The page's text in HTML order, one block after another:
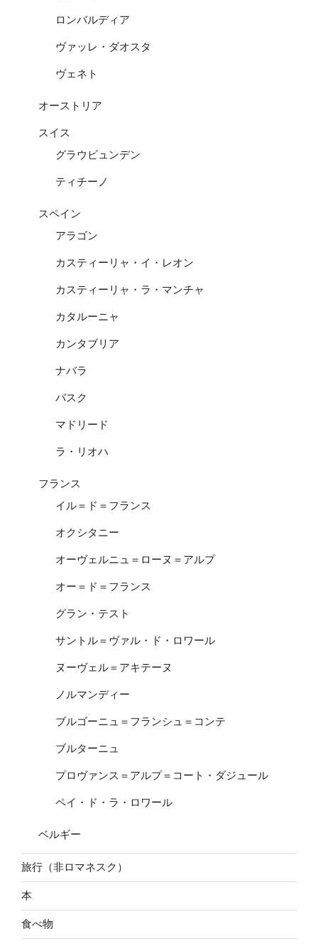
ロンバルディア
ヴァッレ・ダオスタ
ヴェネト
オーストリア
スイス
グラウビュンデン
ティチーノ
スペイン
アラゴン
カスティーリャ・イ・レオン
カスティーリャ・ラ・マンチャ
カタルーニャ
カンタブリア
ナバラ
バスク
マドリード
ラ・リオハ
フランス
イル＝ド＝フランス
オクシタニー
オーヴェルニュ＝ローヌ＝アルプ
オー＝ド＝フランス
グラン・テスト
サントル＝ヴァル・ド・ロワール
ヌーヴェル＝アキテーヌ
ノルマンディー
ブルゴーニュ＝フランシュ＝コンテ
ブルターニュ
プロヴァンス＝アルプ＝コート・ダジュール
ペイ・ド・ラ・ロワール
ベルギー
旅行（非ロマネスク）
本
食べ物